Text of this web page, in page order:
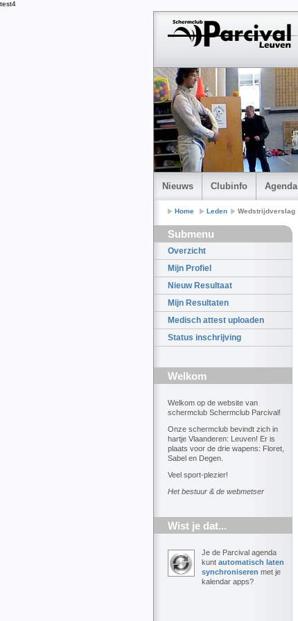
test4
Nieuws Clubinfo Agenda
Home Leden Wedstrijdverslag
Submenu
Overzicht
Mijn Profiel
Nieuw Resultaat
Mijn Resultaten
Medisch attest uploaden
Status inschrijving
Welkom
Welkom op de website van
schermclub Schermclub Parcival!
Onze schermclub bevindt zich in
hartje Vlaanderen: Leuven! Er is
plaats voor de drie wapens: Floret,
Sabel en Degen.
Veel sport-plezier!
Het bestuur & de webmetser
Wist je dat...
Je de Parcival agenda
kunt automatisch laten
synchroniseren met je
kalendar apps?